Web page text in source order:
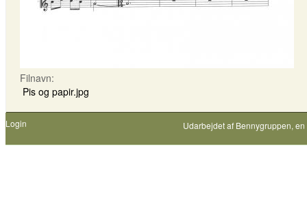
Filnavn:
Pis og papir.jpg
Login Udarbejdet af Bennygruppen,